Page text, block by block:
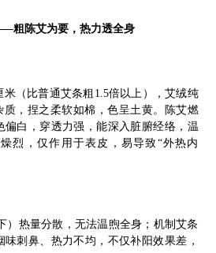
粗陈艾为要，热力透全身
（比普通艾条粗1.5倍以上），艾绒纯
质，捏之柔软如棉，色呈土黄。陈艾燃
偏白，穿透力强，能深入脏腑经络，温
烈，仅作用于表皮，易导致“外热内
）热量分散，无法温煦全身；机制艾条
刺鼻、热力不均，不仅补阳效果差，